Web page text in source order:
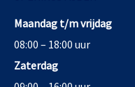
Maandag t/m vrijdag
08:00 – 18:00 uur
Zaterdag